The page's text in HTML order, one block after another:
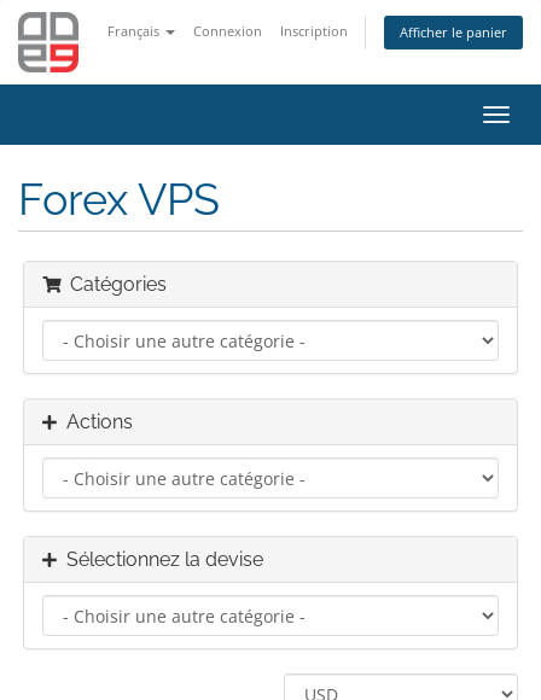
Français Connexion Inscription Afficher le panier
la
Forex VPS
Catégories
Actions
Sélectionnez la devise